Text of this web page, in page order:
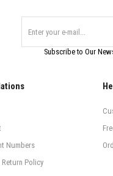
Subscribe to Our
Numbers
Policy